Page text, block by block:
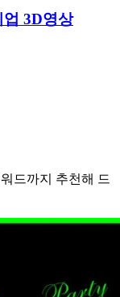
3D영상
드까지 추천해 드